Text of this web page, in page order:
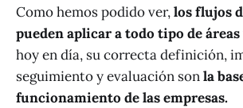
Como hemos podido ver,los flujos
pueden aplicar a todo tipo de áreas
hoy en día, su correcta definición,
seguimiento y evaluación sonla
funcionamiento de las empresas.